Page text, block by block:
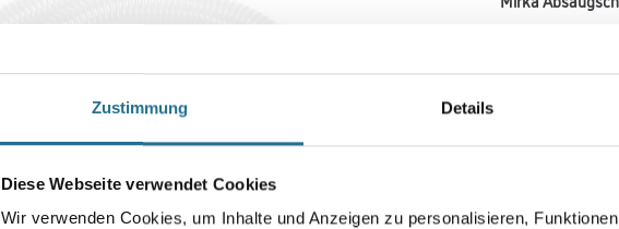
Zustimmung Details
Diese Webseite verwendet Cookies
Wir verwenden Cookies, um Inhalte und Anzeigen zu personalisieren,